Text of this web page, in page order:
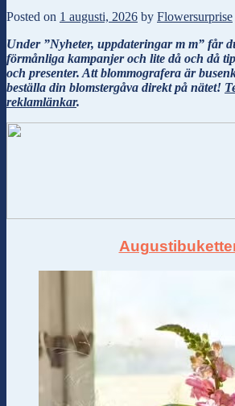
Posted on 1 augusti, 2026 by Flowersurprise
Under ”Nyheter, uppdateringar m m” får
förmånliga kampanjer och lite då och då
och presenter. Att blommografera är
beställa din blomstergåva direkt på nätet!
reklamlänkar.